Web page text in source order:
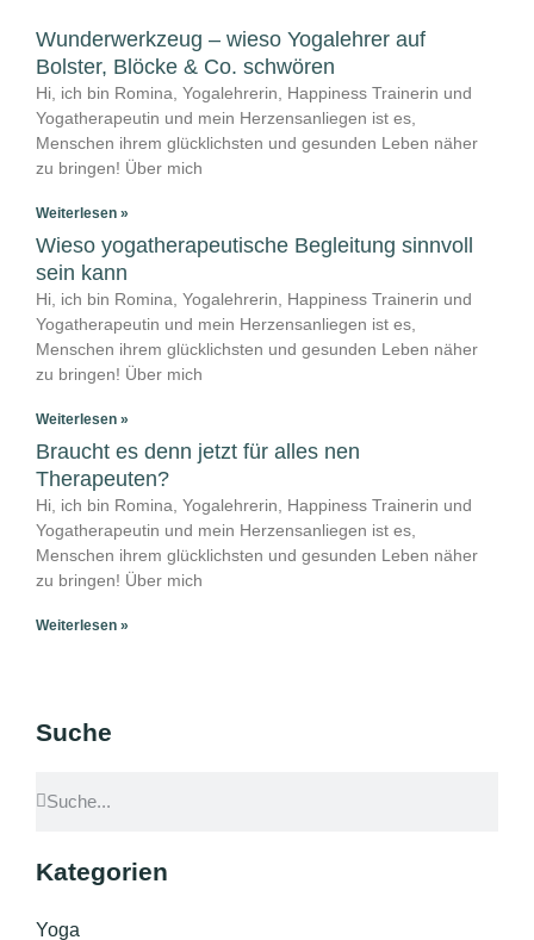
Wunderwerkzeug – wieso Yogalehrer auf
Bolster, Blöcke & Co. schwören
Hi, ich bin Romina, Yogalehrerin, Happiness Trainerin und
Yogatherapeutin und mein Herzensanliegen ist es,
Menschen ihrem glücklichsten und gesunden Leben näher
zu bringen! Über mich
Weiterlesen »
Wieso yogatherapeutische Begleitung sinnvoll
sein kann
Hi, ich bin Romina, Yogalehrerin, Happiness Trainerin und
Yogatherapeutin und mein Herzensanliegen ist es,
Menschen ihrem glücklichsten und gesunden Leben näher
zu bringen! Über mich
Weiterlesen »
Braucht es denn jetzt für alles nen
Therapeuten?
Hi, ich bin Romina, Yogalehrerin, Happiness Trainerin und
Yogatherapeutin und mein Herzensanliegen ist es,
Menschen ihrem glücklichsten und gesunden Leben näher
zu bringen! Über mich
Weiterlesen »
Suche
Kategorien
Yoga